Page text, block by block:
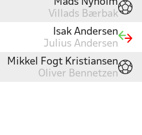
Villads Bærbak
Isak Andersen
Julius Andersen
Mikkel Fogt Kristiansen
Oliver Bennetzen